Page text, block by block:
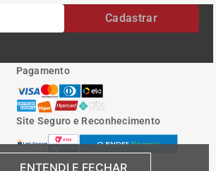
ENTENDI E FECHAR
Cadastrar
Pagamento
Site Seguro e Reconhecimento